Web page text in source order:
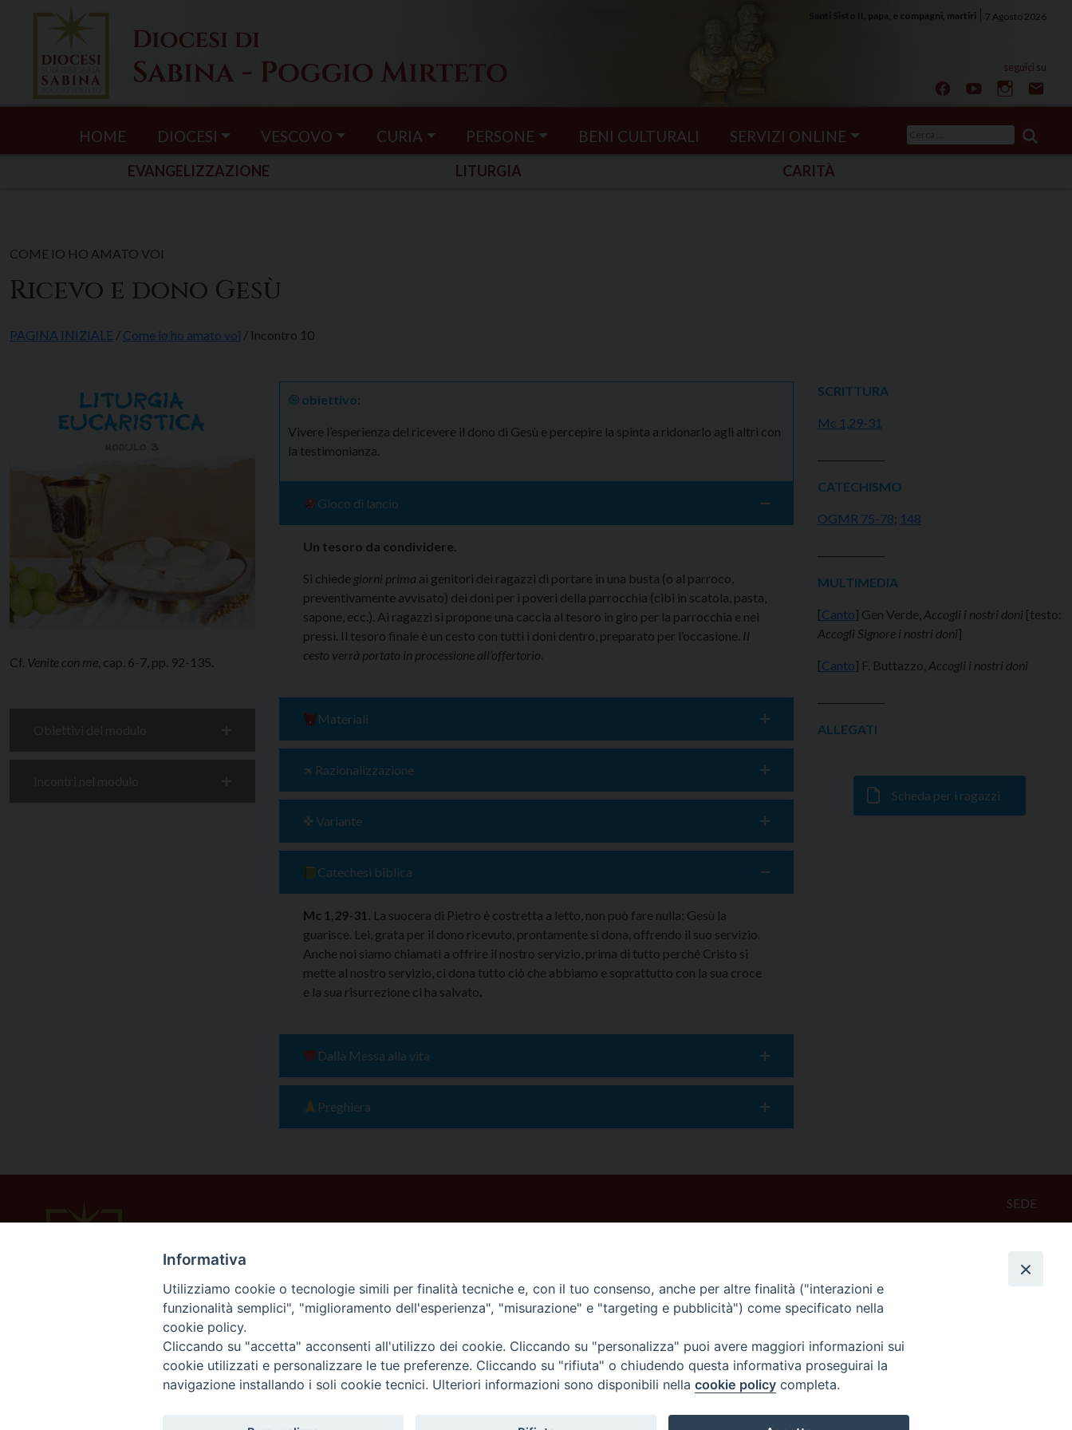
7 Agosto 2026
Santi Sisto II, papa, e compagni, martiri
HOME DIOCESI VESCOVO CURIA PERSONE BENI CULTURALI SERVIZI ONLINE
per:
EVANGELIZZAZIONE LITURGIA CARITÀ
COME IO HO AMATO VOI
Ricevo e dono Gesù
PAGINA INIZIALE / Come io ho amato voi / Incontro 10
Cf. Venite con me , cap. 6-7, pp. 92-135.
🞋obiettivo:
Vivere l’esperienza del ricevere il dono di Gesù e percepire la spinta a ridonarlo agli altri con
la testimonianza.
Gioco di lancio
Un tesoro da condividere.
Si chiede giorni prima ai genitori dei ragazzi di portare in una busta (o al parroco,
preventivamente avvisato) dei doni per i poveri della parrocchia (cibi in scatola, pasta,
sapone, ecc.). Ai ragazzi si propone una caccia al tesoro in giro per la parrocchia e nei
pressi. Il tesoro finale è un cesto con tutti i doni dentro, preparato per l’occasione. Il
cesto verrà portato in processione all’offertorio.
Materiali
🛪 Razionalizzazione
✜ Variante
Catechesi biblica
Mc 1,29-31. La suocera di Pietro è costretta a letto, non può fare nulla: Gesù la
guarisce. Lei, grata per il dono ricevuto, prontamente si dona, offrendo il suo servizio.
Anche noi siamo chiamati a offrire il nostro servizio, prima di tutto perché Cristo si
mette al nostro servizio, ci dona tutto ciò che abbiamo e soprattutto con la sua croce
e la sua risurrezione ci ha salvato.
Dalla Messa alla vita
Preghiera
SCRITTURA
Mc 1,29-31
CATECHISMO
OGMR 75-78; 148
MULTIMEDIA
[Canto] Gen Verde, Accogli i nostri doni [testo:
Accogli Signore i nostri doni]
[Canto] F. Buttazzo, Accogli i nostri doni
ALLEGATI
Scheda per i ragazzi
SEDE
Piazza Mario Dottori, 14
Informativa
Utilizziamo cookie o tecnologie simili per finalità tecniche e, con il tuo consenso, anche per altre finalità ("interazioni e
funzionalità semplici", "miglioramento dell'esperienza", "misurazione" e "targeting e pubblicità") come specificato nella
cookie policy.
Cliccando su "accetta" acconsenti all'utilizzo dei cookie. Cliccando su "personalizza" puoi avere maggiori informazioni sui
cookie utilizzati e personalizzare le tue preferenze. Cliccando su "rifiuta" o chiudendo questa informativa proseguirai la
navigazione installando i soli cookie tecnici. Ulteriori informazioni sono disponibili nella cookie policy completa.